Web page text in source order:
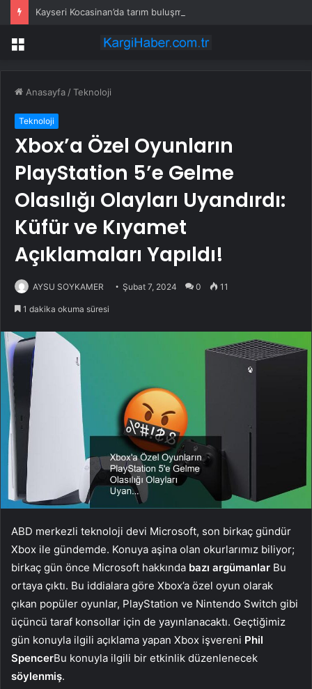
Kayseri Kocasinan’da tarım buluşması hasatla açıldı
Menü
Anasayfa /Teknoloji
Teknoloji
Xbox’a Özel Oyunların
PlayStation 5’e Gelme
Olasılığı Olayları Uyandırdı:
Küfür ve Kıyamet
Açıklamaları Yapıldı!
AYSU SOYKAMER Şubat 7, 2024 0 11
1 dakika okuma süresi
ABD merkezli teknoloji devi Microsoft, son birkaç gündür
Xbox ile gündemde. Konuya aşina olan okurlarımız biliyor;
birkaç gün önce Microsoft hakkında bazı argümanlar Bu
ortaya çıktı. Bu iddialara göre Xbox’a özel oyun olarak
çıkan popüler oyunlar, PlayStation ve Nintendo Switch gibi
üçüncü taraf konsollar için de yayınlanacaktı. Geçtiğimiz
gün konuyla ilgili açıklama yapan Xbox işvereni Phil
SpencerBu konuyla ilgili bir etkinlik düzenlenecek
söylenmiş.